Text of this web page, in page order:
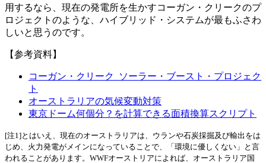
用するなら、現在の発電所を生かすコーガン・クリークのプ
ロジェクトのような、ハイブリッド・システムが最もふさわ
しいと思うのです。
【参考資料】
コーガン・クリーク ソーラー・ブースト・プロジェク
ト
オーストラリアの気候変動対策
東京ドーム何個分？を計算できる面積換算スクリプト
[注1]とはいえ、現在のオーストラリアは、ウランや石炭採掘及び輸出をは
じめ、火力発電がメインになっていることで、「環境に優しくない」と言
われることがあります。WWFオーストリアによれば、オーストラリア国